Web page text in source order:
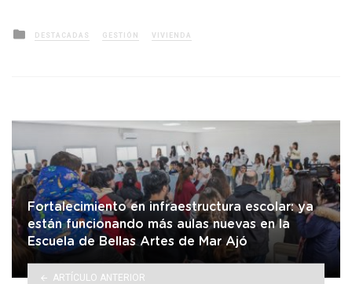
Posted
in
DESTACADAS GESTIÓN VIVIENDA
Fortalecimiento en infraestructura escolar: ya
están funcionando más aulas nuevas en la
Escuela de Bellas Artes de Mar Ajó
ARTÍCULO ANTERIOR